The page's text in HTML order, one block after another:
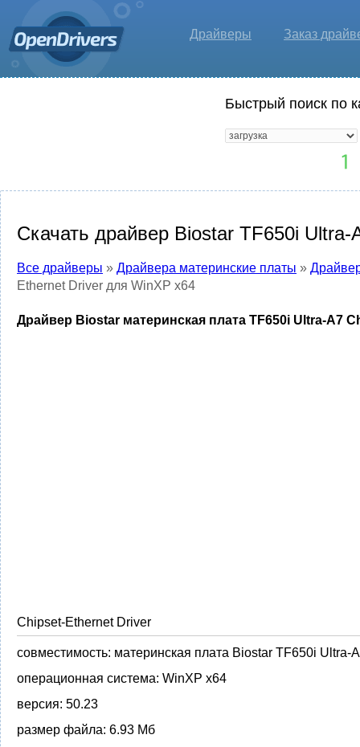
Драйверы Заказ
Быстрый поиск по
Скачать драйвер Biostar TF650i
Все драйверы » Драйвера материнские платы »
Ethernet Driver для WinXP x64
Драйвер Biostar материнская плата TF650i Ultra-A7
Chipset-Ethernet Driver
совместимость: материнская плата Biostar TF650i Ultra-
операционная система: WinXP x64
версия: 50.23
размер файла: 6.93 Мб